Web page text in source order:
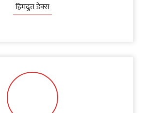
हिमदुत डेक्स